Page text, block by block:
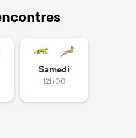
Samedi
12h00